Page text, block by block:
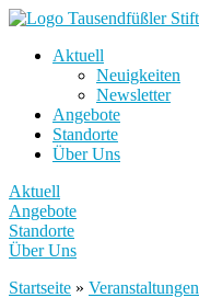
Aktuell
Neuigkeiten
Newsletter
Angebote
Standorte
Über Uns
Aktuell
Angebote
Standorte
Über Uns
Startseite » Veranstaltungen